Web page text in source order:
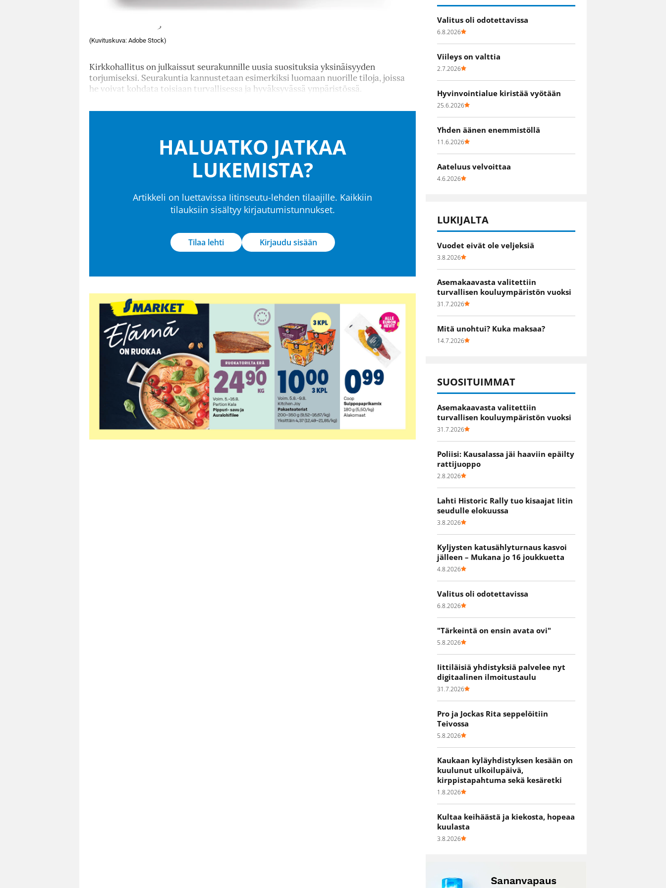
(Kuvituskuva: Adobe Stock)
Kirkkohallitus on julkaissut seurakunnille uusia suosituksia yksinäisyyden
torjumiseksi. Seurakuntia kannustetaan esimerkiksi luomaan nuorille tiloja, joissa
he voivat kohdata toisiaan turvallisessa ja hyväksyvässä ympäristössä.
HALUATKO JATKAA
LUKEMISTA?
Artikkeli on luettavissa Iitinseutu-lehden tilaajille. Kaikkiin
tilauksiin sisältyy kirjautumistunnukset.
Tilaa lehti Kirjaudu sisään
Valitus oli odotettavissa
6.8.2026
Viileys on valttia
2.7.2026
Hyvinvointialue kiristää vyötään
25.6.2026
Yhden äänen enemmistöllä
11.6.2026
Aateluus velvoittaa
4.6.2026
LUKIJALTA
Vuodet eivät ole veljeksiä
3.8.2026
Asemakaavasta valitettiin
turvallisen kouluympäristön vuoksi
31.7.2026
Mitä unohtui? Kuka maksaa?
14.7.2026
SUOSITUIMMAT
Asemakaavasta valitettiin
turvallisen kouluympäristön vuoksi
31.7.2026
Poliisi: Kausalassa jäi haaviin epäilty
rattijuoppo
2.8.2026
Lahti Historic Rally tuo kisaajat Iitin
seudulle elokuussa
3.8.2026
Kyljysten katusählyturnaus kasvoi
jälleen – Mukana jo 16 joukkuetta
4.8.2026
Valitus oli odotettavissa
6.8.2026
"Tärkeintä on ensin avata ovi"
5.8.2026
Iittiläisiä yhdistyksiä palvelee nyt
digitaalinen ilmoitustaulu
31.7.2026
Pro ja Jockas Rita seppelöitiin
Teivossa
5.8.2026
Kaukaan kyläyhdistyksen kesään on
kuulunut ulkoilupäivä,
kirppistapahtuma sekä kesäretki
1.8.2026
Kultaa keihäästä ja kiekosta, hopeaa
kuulasta
3.8.2026